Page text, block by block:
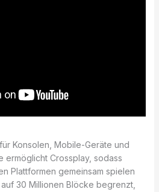
Konsolen, Mobile-Geräte und
ermöglicht Crossplay, sodass
Plattformen gemeinsam spielen
30 Millionen Blöcke begrenzt,